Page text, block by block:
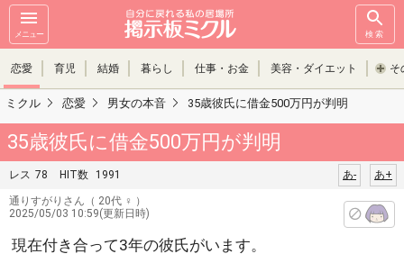
メニュー 検索
恋愛 育児 結婚 暮らし 仕事・お金 美容・ダイエット そ
ミクル 恋愛 男女の本音 35歳彼氏に借金500万円が判明
35歳彼氏に借金500万円が判明
レス 78 HIT数 1991 あ+
あ-
通りすがりさん （ 20代 ♀ ）
2025/05/03 10:59(更新日時)
現在付き合って3年の彼氏がいます。